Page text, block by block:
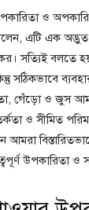
ও
এটি এক
সত্যিই বলতে
সঠিকভাবে
গেঁড়ো ও জুস
ও সীমিত
আমরা
উপকারিতা ও